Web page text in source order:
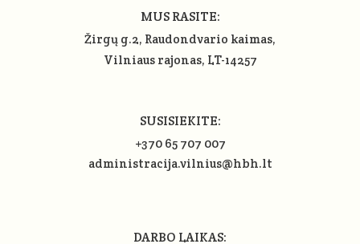
MUS RASITE:
Žirgų g.2, Raudondvario kaimas,
Vilniaus rajonas, LT-14257
SUSISIEKITE:
+370 65 707 007
administracija.vilnius@hbh.lt
DARBO LAIKAS: